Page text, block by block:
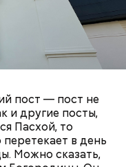
пост — пост не
и другие посты,
Пасхой, то
в день
Можно сказать,
последний
можно есть
Спас Мокрый,
освящают
—
В церкви
РЕЛИГИЯ
1988)